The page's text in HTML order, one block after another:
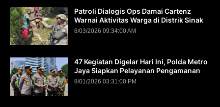
Patroli Dialogis Ops Damai Cartenz
Warnai Aktivitas Warga di Distrik Sinak
8/03/2026 09:34:00 AM
47 Kegiatan Digelar Hari Ini, Polda Metro
Jaya Siapkan Pelayanan Pengamanan
8/01/2026 03:31:00 PM